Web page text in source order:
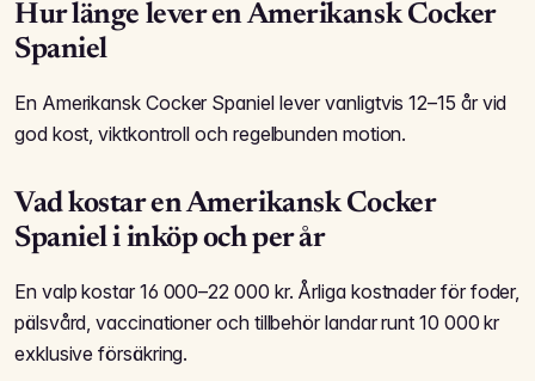
Hur länge lever en Amerikansk Cocker
Spaniel
En Amerikansk Cocker Spaniel lever vanligtvis 12–15 år vid
god kost, vikt­kontroll och regelbunden motion.
Vad kostar en Amerikansk Cocker
Spaniel i inköp och per år
En valp kostar 16 000–22 000 kr. Årliga kostnader för foder,
pälsvård, vaccinationer och tillbehör landar runt 10 000 kr
exklusive försäkring.